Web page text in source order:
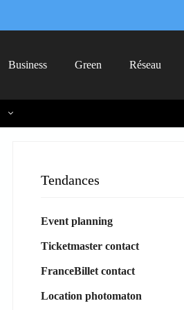
Business Green Réseau
Tendances
Event planning
Ticketmaster contact
FranceBillet contact
Location photomaton